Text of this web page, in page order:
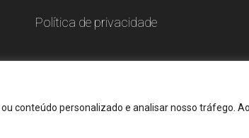
conteúdo personalizado e analisar nosso tráfego.
Política de privacidade